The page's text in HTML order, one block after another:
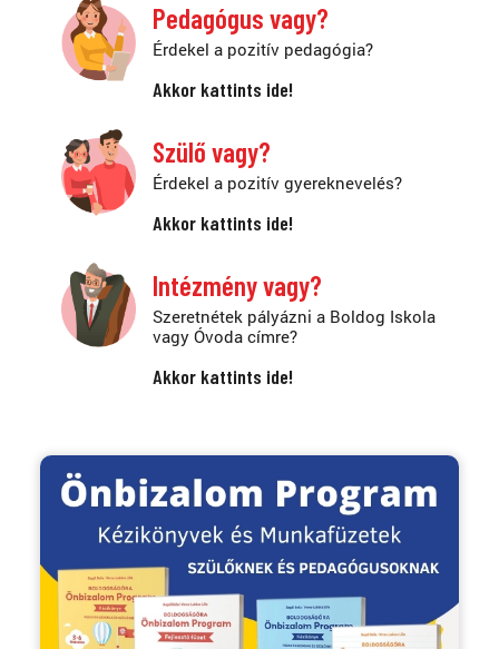
Pedagógus vagy?
Érdekel a pozitív pedagógia?
Akkor kattints ide!
Szülő vagy?
Érdekel a pozitív gyereknevelés?
Akkor kattints ide!
Intézmény vagy?
Szeretnétek pályázni a Boldog Iskola
vagy Óvoda címre?
Akkor kattints ide!